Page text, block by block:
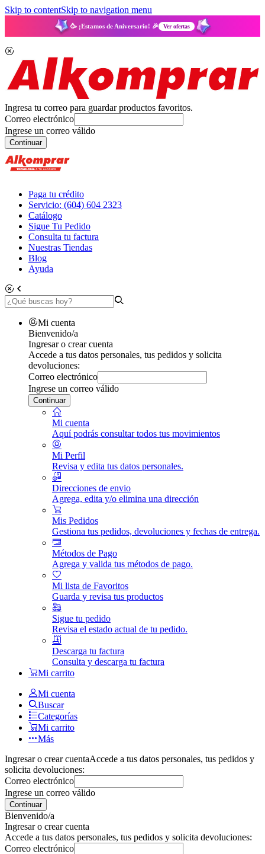
Skip to contentSkip to navigation menu
🥳 ¡Estamos de Aniversario! 🎉 Ver ofertas
Ingresa tu correo para guardar productos favoritos.
Correo electrónico
Ingrese un correo válido
Continuar
Paga tu crédito
Servicio: (604) 604 2323
Catálogo
Sigue Tu Pedido
Consulta tu factura
Nuestras Tiendas
Blog
Ayuda
Mi cuenta
Bienvenido/a
Ingresar o crear cuenta
Accede a tus datos personales, tus pedidos y solicita
devoluciones:
Correo electrónico
Ingrese un correo válido
Continuar
Mi cuenta
Aquí podrás consultar todos tus movimientos
Mi Perfil
Revisa y edita tus datos personales.
Direcciones de envio
Agrega, edita y/o elimina una dirección
Mis Pedidos
Gestiona tus pedidos, devoluciones y fechas de entrega.
Métodos de Pago
Agrega y valida tus métodos de pago.
Mi lista de Favoritos
Guarda y revisa tus productos
Sigue tu pedido
Revisa el estado actual de tu pedido.
Descarga tu factura
Consulta y descarga tu factura
Mi carrito
Mi cuenta
Buscar
Categorías
Mi carrito
Más
Ingresar o crear cuentaAccede a tus datos personales, tus pedidos y
solicita devoluciones:
Correo electrónico
Ingrese un correo válido
Continuar
Bienvenido/a
Ingresar o crear cuenta
Accede a tus datos personales, tus pedidos y solicita devoluciones:
Correo electrónico